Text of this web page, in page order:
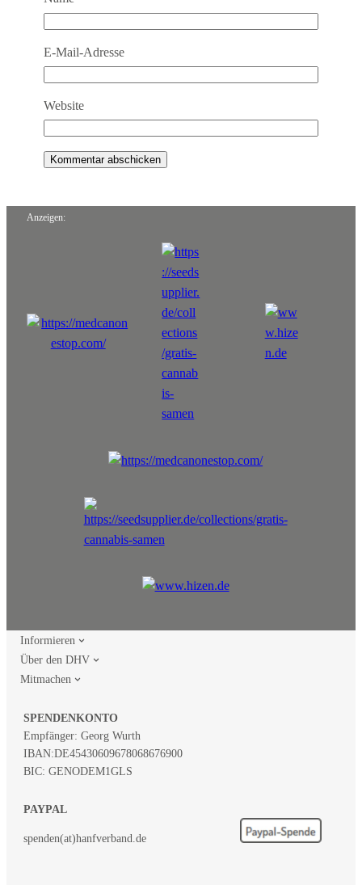
E-Mail-Adresse
Website
Anzeigen:
Informieren
Über den DHV
Mitmachen
SPENDENKONTO
Empfänger: Georg Wurth
IBAN:DE45430609678068676900
BIC: GENODEM1GLS
PAYPAL
spenden(at)hanfverband.de